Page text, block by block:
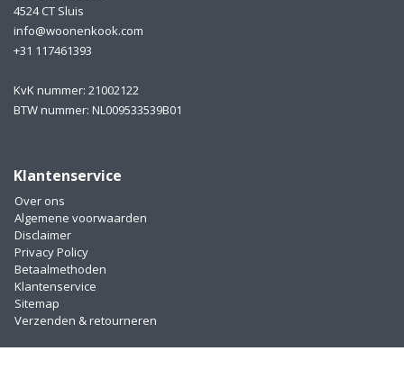
4524 CT Sluis
info@woonenkook.com
+31 117461393
KvK nummer: 21002122
BTW nummer: NL009533539B01
Klantenservice
Over ons
Algemene voorwaarden
Disclaimer
Privacy Policy
Betaalmethoden
Klantenservice
Sitemap
Verzenden & retourneren